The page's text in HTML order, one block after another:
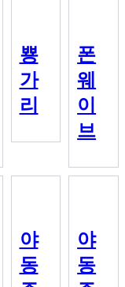
뿅
가
리
폰
웨
이
브
야
동
야
동